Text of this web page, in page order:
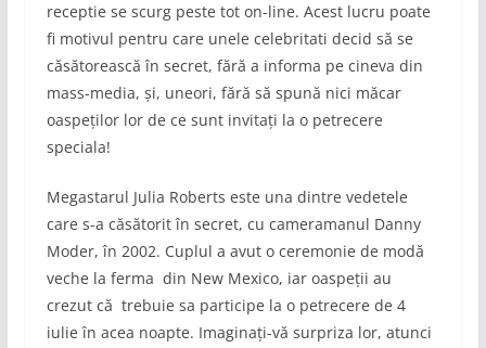
receptie se scurg peste tot on-line. Acest lucru poate
fi motivul pentru care unele celebritati decid să se
căsătorească în secret, fără a informa pe cineva din
mass-media, și, uneori, fără să spună nici măcar
oaspeților lor de ce sunt invitați la o petrecere
speciala!
Megastarul Julia Roberts este una dintre vedetele
care s-a căsătorit în secret, cu cameramanul Danny
Moder, în 2002. Cuplul a avut o ceremonie de modă
veche la ferma din New Mexico, iar oaspeții au
crezut că trebuie sa participe la o petrecere de 4
iulie în acea noapte. Imaginați-vă surpriza lor, atunci